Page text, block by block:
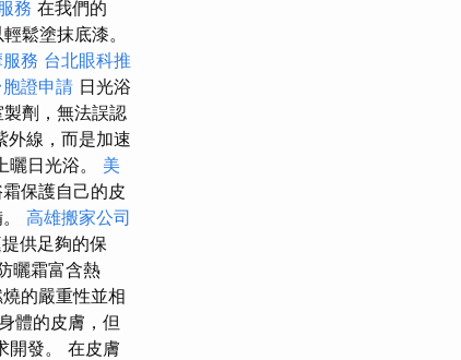
務 在我們的
鬆塗抹底漆。
務 台北眼科推
證申請 日光浴
劑，無法誤認
外線，而是加速
日光浴。 美
保護自己的皮
高雄搬家公司
供足夠的保
曬霜富含熱
的嚴重性並相
體的皮膚，但
開發。 在皮膚